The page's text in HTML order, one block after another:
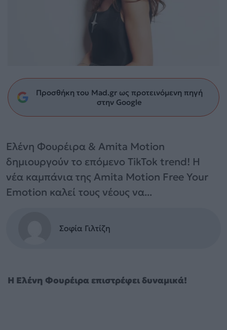
Προσθήκη του Mad.gr ως προτεινόμενη πηγή
στην Google
Ελένη Φουρέιρα & Amita Motion
δημιουργούν το επόμενο TikTok trend! Η
νέα καμπάνια της Amita Motion Free Your
Emotion καλεί τους νέους να...
Σοφία Γιλτίζη
Η Ελένη Φουρέιρα επιστρέφει δυναμικά!